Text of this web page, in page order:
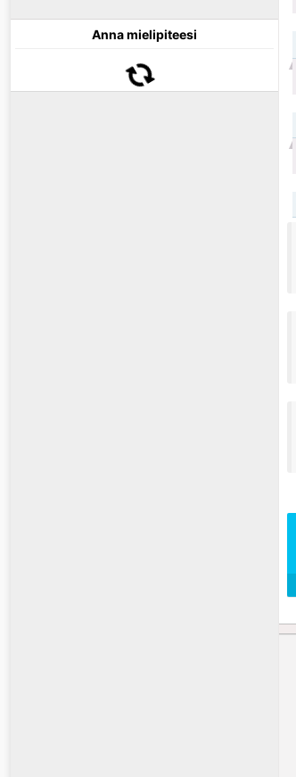
Anna mielipiteesi